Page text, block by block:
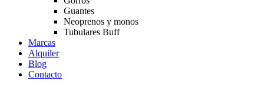
Guantes
Neoprenos y monos
Tubulares Buff
Marcas
Alquiler
Blog
Contacto